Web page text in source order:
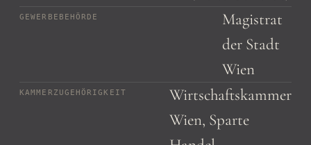
GEWERBEBEHÖRDE
Magistrat
der Stadt
Wien
KAMMERZUGEHÖRIGKEIT
Wirtschaftskammer
Wien, Sparte